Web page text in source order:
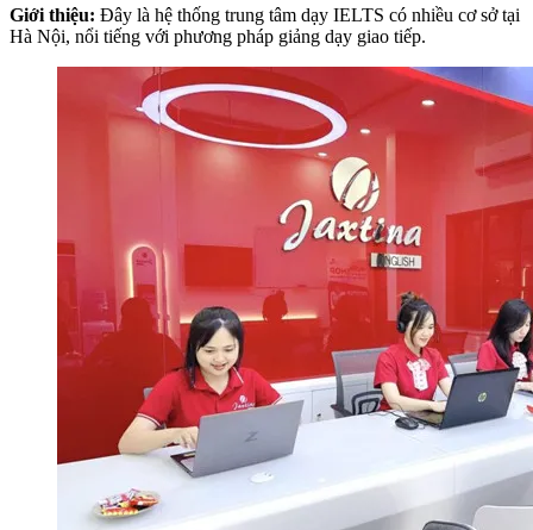
Giới thiệu: Đây là hệ thống trung tâm dạy IELTS có nhiều cơ sở tại
Hà Nội, nổi tiếng với phương pháp giảng dạy giao tiếp.